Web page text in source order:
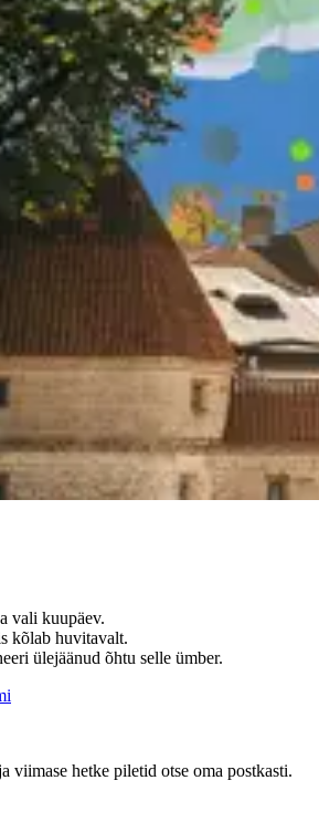
vali kuupäev.
kõlab huvitavalt.
ülejäänud õhtu selle ümber.
viimase hetke piletid otse oma postkasti.